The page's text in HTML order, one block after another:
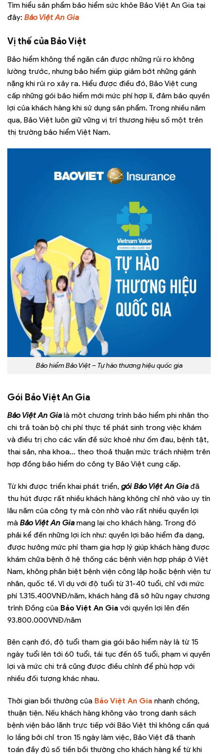
Tìm hiểu sản phẩm bảo hiểm sức khỏe Bảo Việt An Gia tại
đây: Bảo Việt An Gia
Vị thế của Bảo Việt
Bảo hiểm không thể ngăn cản được những rủi ro không
lường trước, nhưng bảo hiểm giúp giảm bớt những gánh
nặng khi rủi ro xảy ra. Hiểu được điều đó, Bảo Việt cung
cấp những gói bảo hiểm mới mức phí hợp lí, đảm bảo quyền
lợi của khách hàng khi sử dụng sản phẩm. Trong nhiều năm
qua, Bảo Việt luôn giữ vững vị trí thương hiệu số một trên
thị trường bảo hiểm Việt Nam.
Bảo hiểm Bảo Việt – Tự hào thương hiệu quốc gia
Gói Bảo Việt An Gia
Bảo Việt An Gia là một chương trình bảo hiểm phi nhân thọ
chi trả toàn bộ chi phí thực tế phát sinh trong việc khám
và điều trị cho các vấn đề sức khoẻ như ốm đau, bệnh tật,
thai sản, nha khoa… theo thoả thuận mức trách nhiệm trên
hợp đồng bảo hiểm do công ty Bảo Việt cung cấp.
Từ khi được triển khai phát triển, gói Bảo Việt An Giađã
thu hút được rất nhiều khách hàng không chỉ nhờ vào uy tín
lâu năm của công ty mà còn nhờ vào rất nhiều quyền lợi
mà Bảo Việt An Giamang lại cho khách hàng. Trong đó
phải kể đến những lợi ích như: quyền lợi bảo hiểm đa dạng,
được hưởng mức phí tham gia hợp lý giúp khách hàng được
khám chữa bệnh ở hệ thống các bệnh viện hợp pháp ở Việt
Nam, không phân biệt bệnh viện công lập hoặc bệnh viện tư
nhân, quốc tế. Ví dụ với độ tuổi từ 31-40 tuổi, chỉ với mức
phí 1.315.400VNĐ/năm, khách hàng đã sở hữu ngay chương
trình Đồng của Bảo Việt An Gia với quyền lợi lên đến
93.800.000VNĐ/năm
Bên cạnh đó, độ tuổi tham gia gói bảo hiểm này là từ 15
ngày tuổi lên tới 60 tuổi, tái tục đến 65 tuổi, phạm vi quyền
lợi và mức chi trả cũng được điều chỉnh để phù hợp với
nhiều đối tượng khác nhau.
Thời gian bồi thường của Bảo Việt An Gia nhanh chóng,
thuận tiện. Nếu khách hàng không vào trong danh sách
bệnh viện bảo lãnh trực tiếp với Bảo Việt thì không cần quá
lo lắng bởi chỉ tron 15 ngày làm việc, Bảo Việt đã thanh
toán đầy đủ số tiền bồi thường cho khách hàng kể từ khi